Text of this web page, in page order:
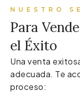
NUESTRO
Para
el Éxito
Una venta
adecuada. Te
proceso: